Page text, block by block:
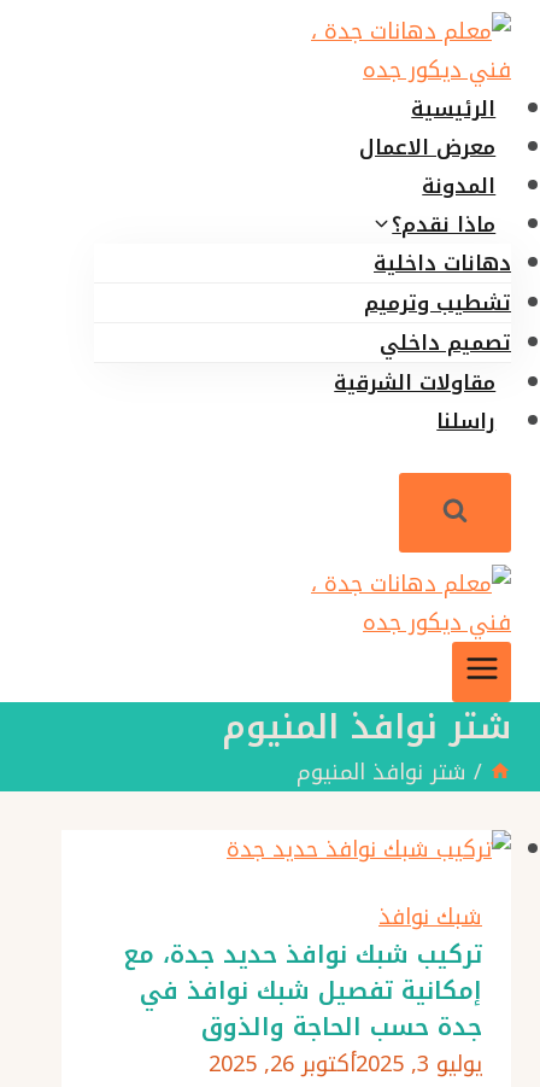
التجاوز
إلى
المحتوىالرئيسية
معرض الاعمال
المدونة
ماذا نقدم؟
دهانات داخلية
تشطيب وترميم
تصميم داخلي
مقاولات الشرقية
راسلنا
شتر نوافذ المنيوم
/ شتر نوافذ المنيوم
شبك نوافذ
تركيب شبك نوافذ حديد جدة، مع
إمكانية تفصيل شبك نوافذ في
جدة حسب الحاجة والذوق
يوليو 3, 2025
أكتوبر 26, 2025